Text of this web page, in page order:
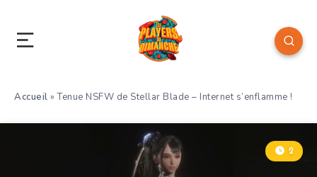
Accueil »Tenue NSFW de Stellar Blade – Internet s’enflamme !
2